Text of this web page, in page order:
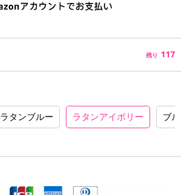
残り 117
ラタンブルー ラタンアイボリー ブ